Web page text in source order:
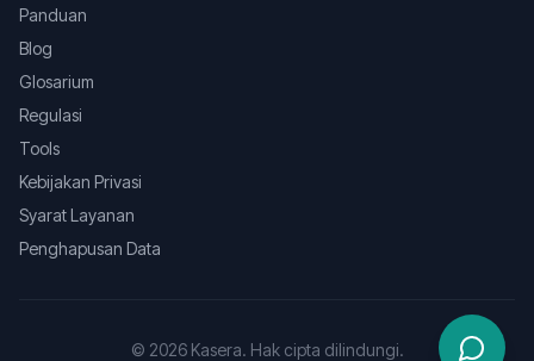
Panduan
Blog
Glosarium
Regulasi
Tools
Kebijakan Privasi
Syarat Layanan
Penghapusan Data
© 2026Kasera. Hak cipta dilindungi.